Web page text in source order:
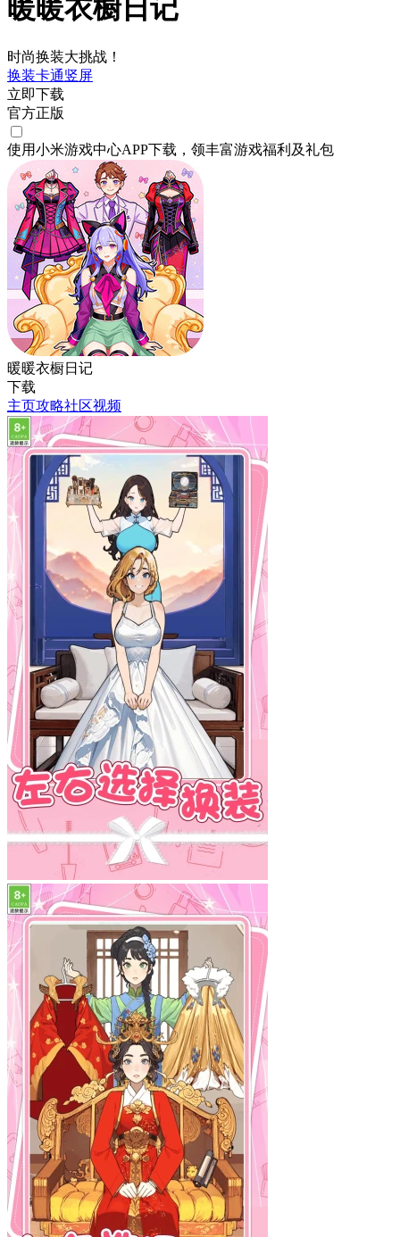
暖暖衣橱日记
时尚换装大挑战！
换装卡通竖屏
立即下载
官方正版
使用小米游戏中心APP下载 ，领丰富游戏福利 及礼包
暖暖衣橱日记
下载
主页攻略社区视频